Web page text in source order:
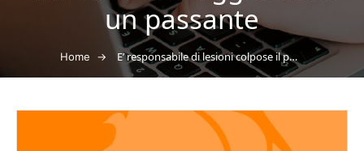
un passante
Home → E’ responsabile di lesioni colpose il proprietario del cane che aggredisce un passante